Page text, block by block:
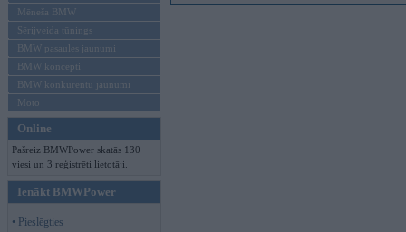
Mēneša BMW
Sērijveida tūnings
BMW pasaules jaunumi
BMW koncepti
BMW konkurentu jaunumi
Moto
Online
Pašreiz BMWPower skatās 130
viesi un 3 reģistrēti lietotāji.
Ienākt BMWPower
• Pieslēgties